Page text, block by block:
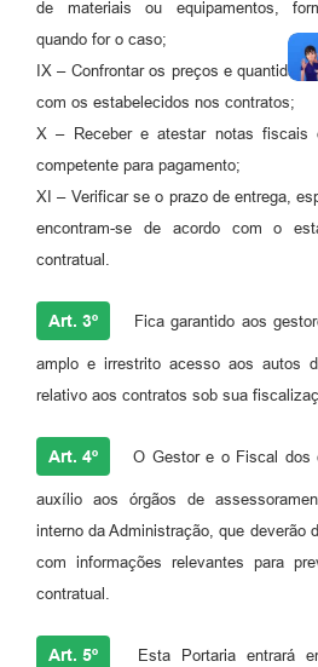
de materiais ou equipamentos,
quando for o caso;
IX – Confrontar os preços e
com os estabelecidos nos contratos;
X – Receber e atestar notas fiscais
competente para pagamento;
XI – Verificar se o prazo de entrega,
encontram-se de acordo com o
contratual.
Art. 3º Fica garantido aos
amplo e irrestrito acesso aos autos
relativo aos contratos sob sua
Art. 4º O Gestor e o Fiscal dos
auxílio aos órgãos de
interno da Administração, que deverão
com informações relevantes para
contratual.
Art. 5º Esta Portaria entrará